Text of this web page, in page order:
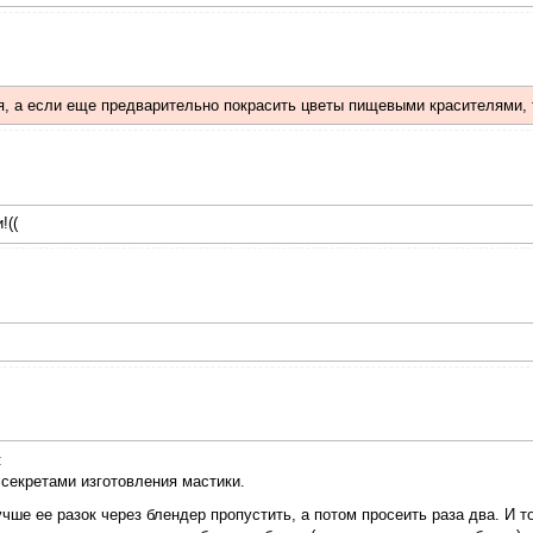
если еще предварительно покрасить цветы пищевыми красителями,
изготовления мастики.
ее разок через блендер пропустить, а потом просеить раза два. И